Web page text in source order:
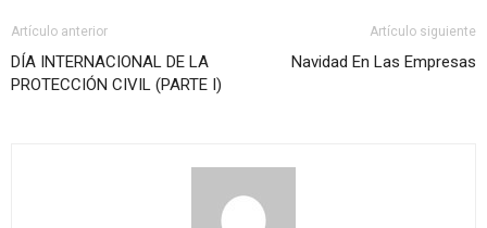
Artículo anterior
DÍA INTERNACIONAL DE LA
PROTECCIÓN CIVIL (PARTE I)
Artículo siguiente
Navidad En Las Empresas